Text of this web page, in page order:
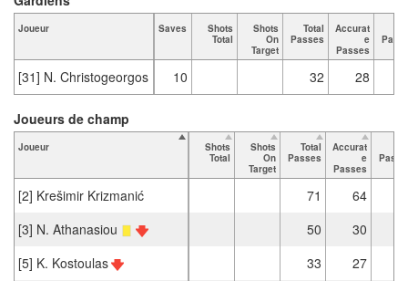
Joueur Saves
Shots
Total
Shots
On
Target
Total
Passes
Accurat
e
Passes
[31] N. Christogeorgos 10 32 28
Joueur
Shots
Total
Shots
On
Target
Total
Passes
Accurat
e
Passes
[2] Krešimir Krizmanić 71
64
[3] N. Athanasiou
50 30
[5] K. Kostoulas
33 27
Joueurs de champ